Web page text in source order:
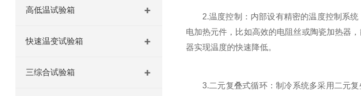
高低温试验箱
快速温变试验箱
三综合试验箱
2.温度控制：内部设有精密的温度控制系统
电加热元件，比如高效的电阻丝或陶瓷加热器
器实现温度的快速降低。
3.二元复叠式循环：制冷系统多采用二元复